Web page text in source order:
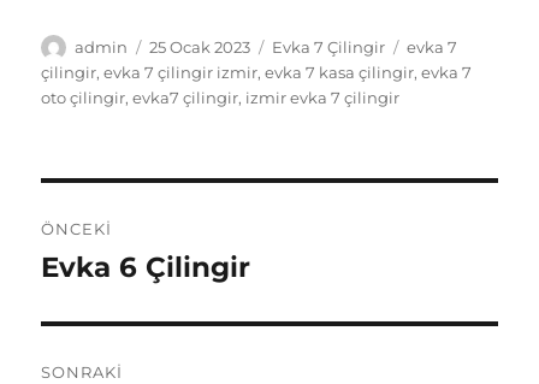
Yazar
admin
Yayın
tarihi
25 Ocak 2023 Kategoriler
Evka 7 Çilingir Etiketler
evka 7
çilingir,evka 7 çilingir izmir,evka 7 kasa çilingir,evka 7
oto çilingir,evka7 çilingir, izmir evka 7 çilingir
gezinmesi
ÖNCEKI
Önceki
Evka 6 Çilingir
SONRAKI